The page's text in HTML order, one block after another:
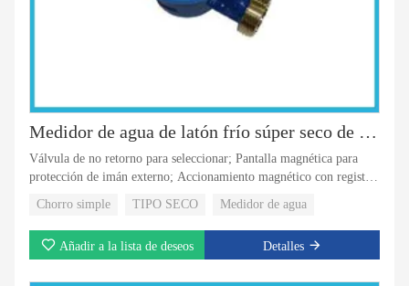
Medidor de agua de latón frío súper seco de 5 rodillos de un solo chorro
Válvula de no retorno para seleccionar; Pantalla magnética para
protección de imán externo; Accionamiento magnético con registro
Chorro simple TIPO SECO Medidor de agua
Añadir a la lista de deseos Detalles